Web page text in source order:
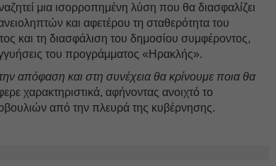
μια ισορροπημένη λύση που θα διασφαλίζει
και αφετέρου τη σταθερότητα του
και τη διασφάλιση του δημοσίου συμφέροντος,
του προγράμματος «Ηρακλής».
απόφαση και στη συνέχεια θα κρίνουμε ποια θα
χαρακτηριστικά, αφήνοντας ανοιχτό το
από την πλευρά της κυβέρνησης.